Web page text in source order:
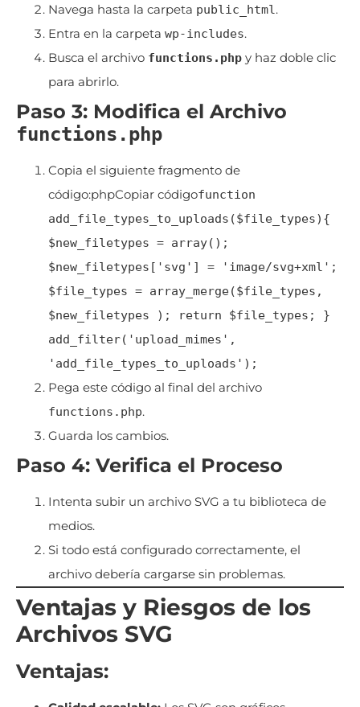
Navega hasta la carpeta public_html.
Entra en la carpeta wp-includes.
Busca el archivo functions.php y haz doble clic
para abrirlo.
Paso 3: Modifica el Archivo
functions.php
Copia el siguiente fragmento de
código:phpCopiar códigofunction
add_file_types_to_uploads($file_types){
$new_filetypes = array();
$new_filetypes['svg'] = 'image/svg+xml';
$file_types = array_merge($file_types,
$new_filetypes ); return $file_types; }
add_filter('upload_mimes',
'add_file_types_to_uploads');
Pega este código al final del archivo
functions.php.
Guarda los cambios.
Paso 4: Verifica el Proceso
Intenta subir un archivo SVG a tu biblioteca de
medios.
Si todo está configurado correctamente, el
archivo debería cargarse sin problemas.
Ventajas y Riesgos de los
Archivos SVG
Ventajas: